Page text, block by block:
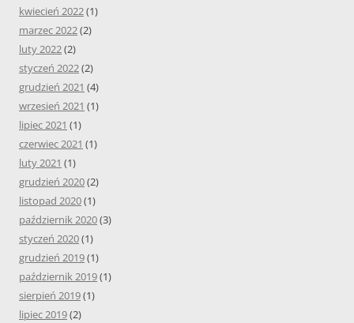
kwiecień 2022(1)
marzec 2022(2)
luty 2022(2)
styczeń 2022(2)
grudzień 2021 (4)
wrzesień 2021 (1)
lipiec 2021 (1)
czerwiec 2021 (1)
luty 2021 (1)
grudzień 2020(2)
listopad 2020(1)
październik 2020(3)
styczeń 2020(1)
grudzień 2019(1)
październik 2019(1)
sierpień 2019(1)
lipiec 2019(2)